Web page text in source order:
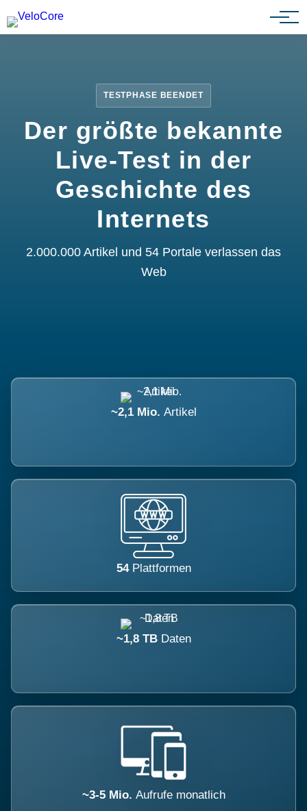
Partnerprogramm
TESTPHASE BEENDET
Der größte bekannte
Live-Test in der
Geschichte des
Internets
2.000.000 Artikel und 54 Portale verlassen das
Web
~2,1 Mio. Artikel
54 Plattformen
~1,8 TB Daten
~3-5 Mio. Aufrufe monatlich